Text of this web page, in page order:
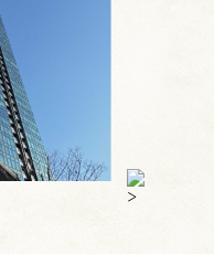
タワー 価
物件名